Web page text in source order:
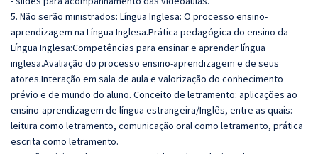
5. Não serão ministrados: Língua Inglesa: O processo ensino-
aprendizagem na Língua Inglesa.Prática pedagógica do ensino da
Língua Inglesa:Competências para ensinar e aprender língua
inglesa.Avaliação do processo ensino-aprendizagem e de seus
atores.Interação em sala de aula e valorização do conhecimento
prévio e de mundo do aluno. Conceito de letramento: aplicações ao
ensino-aprendizagem de língua estrangeira/Inglês, entre as quais:
leitura como letramento, comunicação oral como letramento, prática
escrita como letramento.